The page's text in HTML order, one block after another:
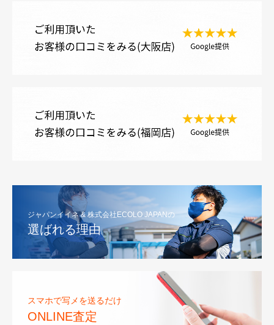
ジャパンイイネ & 株式会社ECOLO JAPANの
選ばれる理由
スマホで写メを送るだけ
ONLINE査定